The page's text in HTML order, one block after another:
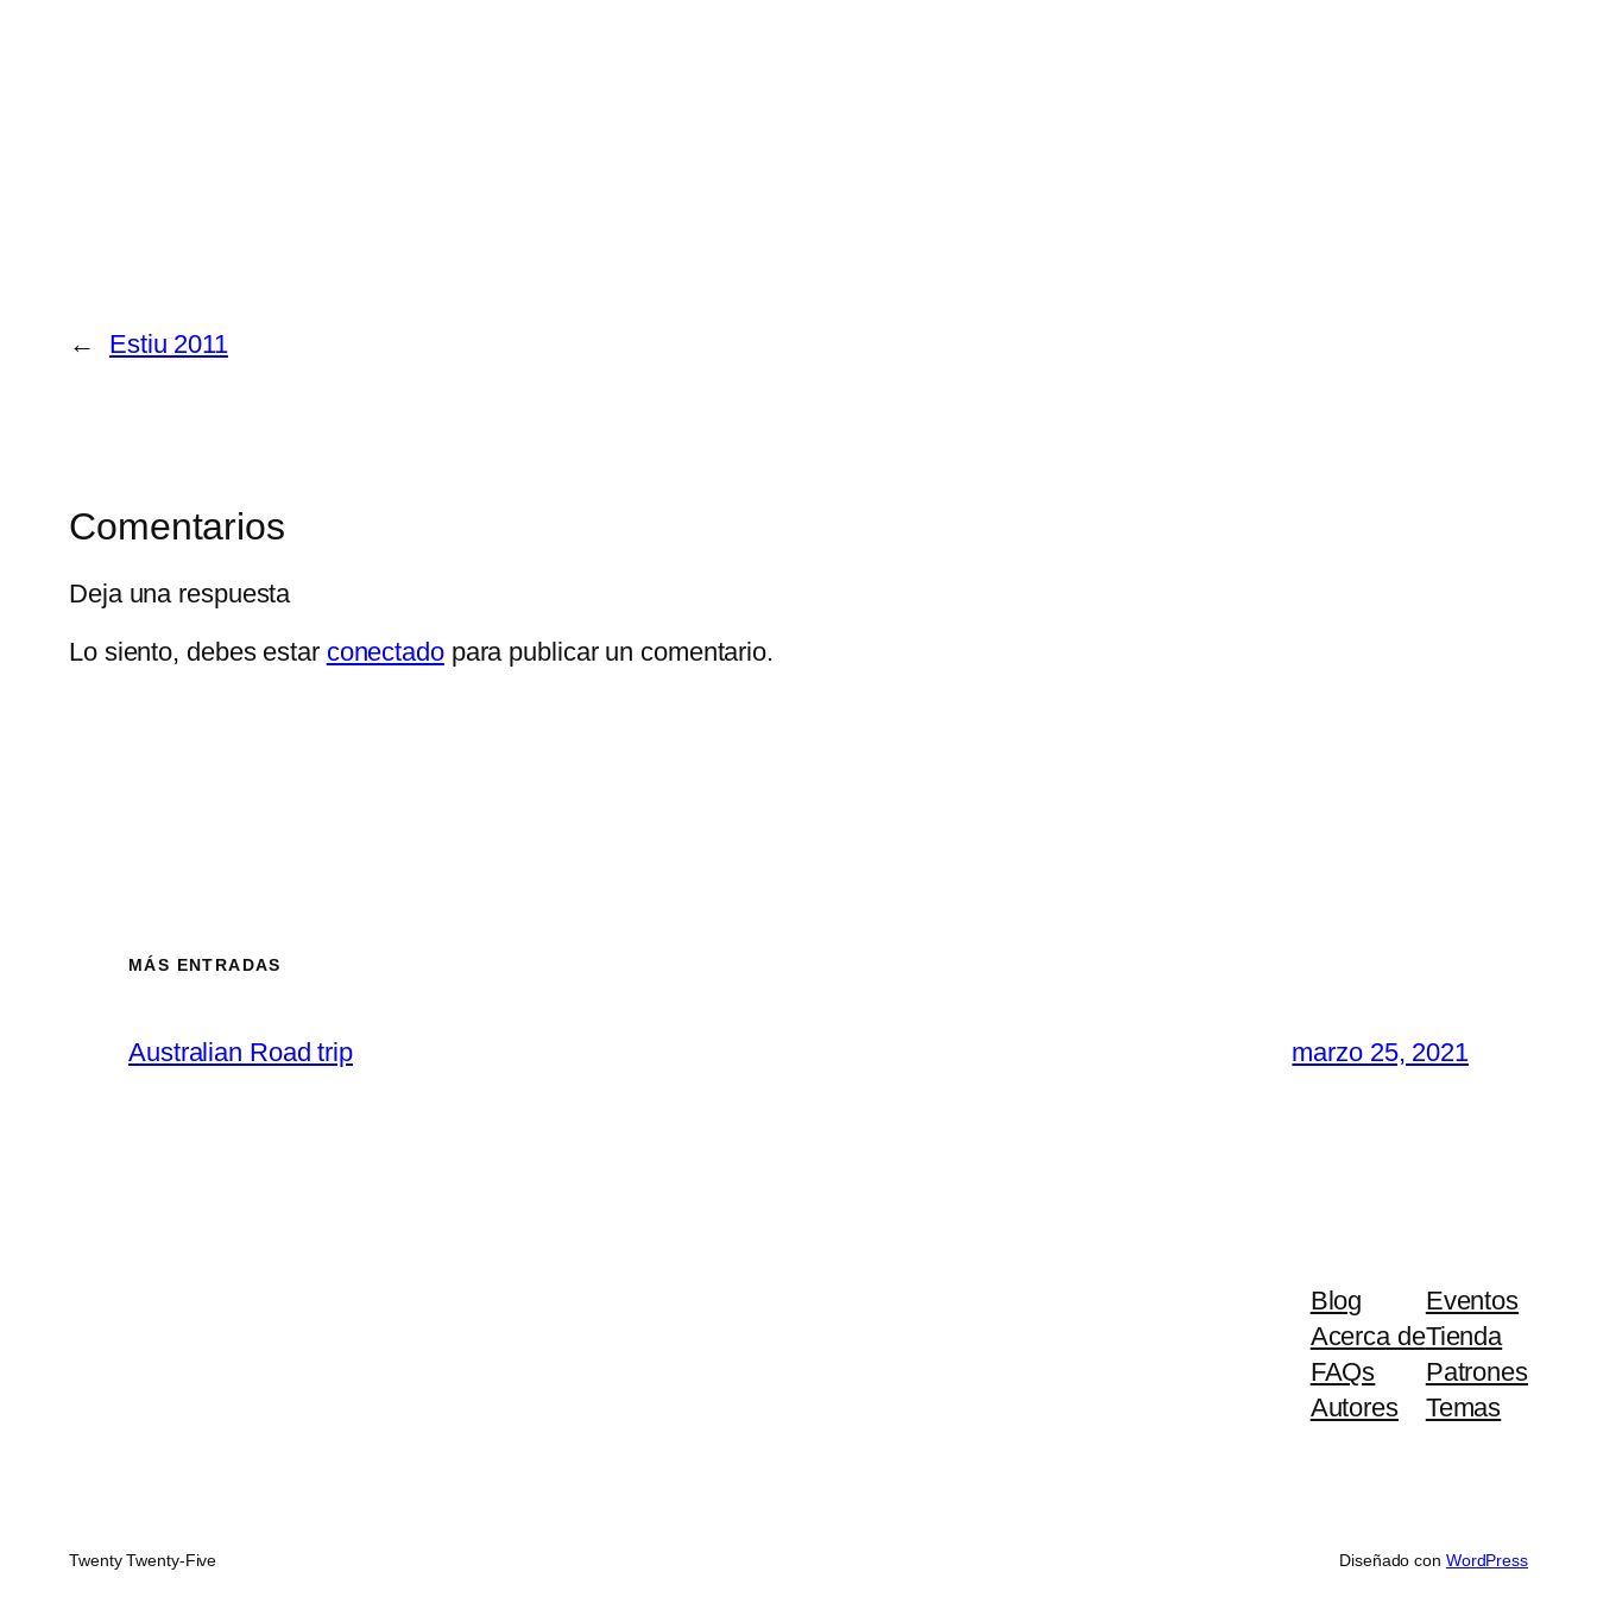
← Estiu 2011
Comentarios
Deja una respuesta
Lo siento, debes estar conectadopara publicar un comentario.
MÁS ENTRADAS
Australian Road trip marzo 25, 2021
Blog
Acerca de
FAQs
Autores
Eventos
Tienda
Patrones
Temas
Twenty Twenty-Five Diseñado con WordPress